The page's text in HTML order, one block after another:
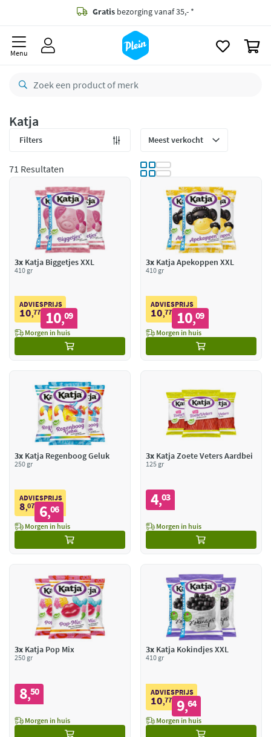
Gratis bezorging vanaf 35,- *
besteld,
retourneren
Betaal met Klarna
Menu
Katja
Filters
71 Resultaten
3x Katja Biggetjes XXL
410 gr
ADVIESPRIJS
10,77 10,09
Morgen in huis
3xKatja Apekoppen XXL
410 gr
ADVIESPRIJS
10,77 10,09
Morgen in huis
3x Katja Regenboog Geluk
250 gr
ADVIESPRIJS
8,07 6,06
Morgen in huis
3xKatja Zoete Veters Aardbei
125 gr
4,03
Morgen in huis
3x Katja Pop Mix
250 gr
8,50
Morgen in huis
3xKatja Kokindjes XXL
410 gr
ADVIESPRIJS
10,77 9,64
Morgen in huis